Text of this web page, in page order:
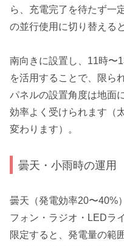
ら、充電完了を待たず一
の並行使用に切り替える
南向きに設置し、11時〜
を活用することで、限ら
パネルの設置角度は地面
効率よく受けられます（
変わります）。
曇天・小雨時の運用
曇天（発電効率20〜40%
フォン・ラジオ・LEDラ
限定すると、発電量の範